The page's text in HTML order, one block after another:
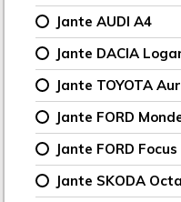
Jante AUDI A4
Jante DACIA
Jante TOYOTA
Jante FORD
Jante FORD Focus
Jante SKODA